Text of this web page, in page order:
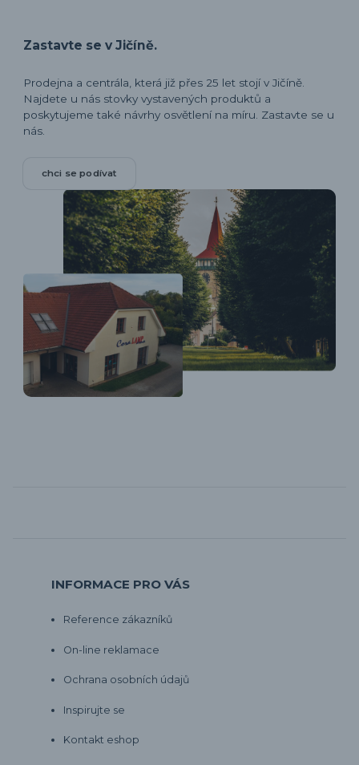
Zastavte se v Jičíně.
Prodejna a centrála, která již přes 25 let stojí v Jičíně.
Najdete u nás stovky vystavených produktů a
poskytujeme také návrhy osvětlení na míru. Zastavte se u
nás.
chci se podívat
INFORMACE PRO VÁS
Reference zákazníků
On-line reklamace
Ochrana osobních údajů
Inspirujte se
Kontakt eshop